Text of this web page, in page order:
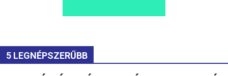
5 LEGNÉPSZERŰBB